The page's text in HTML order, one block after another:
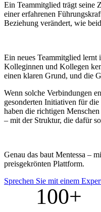
Ein Teammitglied trägt seine
einer erfahrenen
Beziehung verändert, wie
Ein neues Teammitglied lernt
Kolleginnen und Kollegen
einen klaren Grund, und die
Wenn solche Verbindungen
gesonderten Initiativen für
haben die richtigen
– mit der Struktur, die dafür
Genau das baut Mentessa –
preisgekrönten Plattform.
Sprechen Sie mit einem
100+